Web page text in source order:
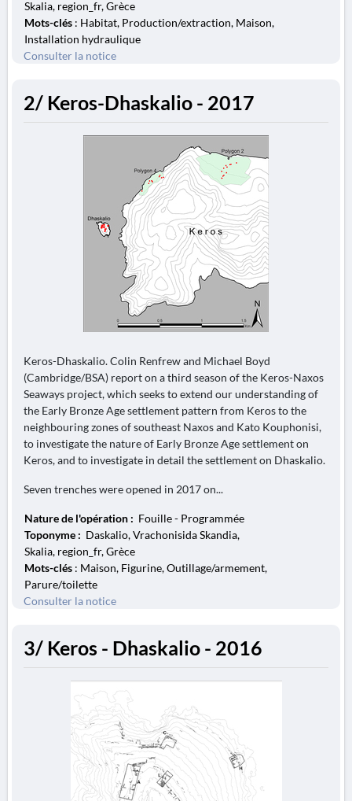
Skalia, region_fr, Grèce
Mots-clés : Habitat, Production/extraction, Maison,
Installation hydraulique
Consulter la notice
2/ Keros-Dhaskalio - 2017
Keros-Dhaskalio. Colin Renfrew and Michael Boyd
(Cambridge/BSA) report on a third season of the Keros-Naxos
Seaways project, which seeks to extend our understanding of
the Early Bronze Age settlement pattern from Keros to the
neighbouring zones of southeast Naxos and Kato Kouphonisi,
to investigate the nature of Early Bronze Age settlement on
Keros, and to investigate in detail the settlement on Dhaskalio.
Seven trenches were opened in 2017 on...
Nature de l'opération : Fouille - Programmée
Toponyme : Daskalio, Vrachonisida Skandia,
Skalia, region_fr, Grèce
Mots-clés : Maison, Figurine, Outillage/armement,
Parure/toilette
Consulter la notice
3/ Keros - Dhaskalio - 2016